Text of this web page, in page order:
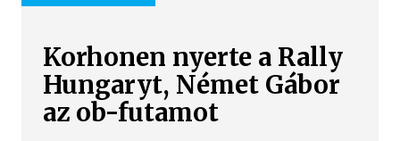
Korhonen nyerte a Rally
Hungaryt, Német Gábor
az ob-futamot